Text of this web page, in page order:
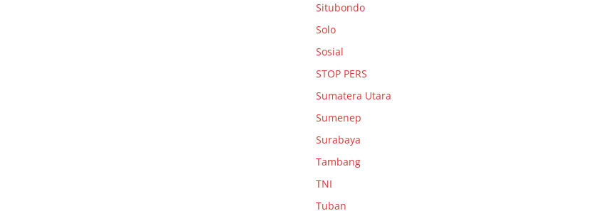
Situbondo
Solo
Sosial
STOP PERS
Sumatera Utara
Sumenep
Surabaya
Tambang
TNI
Tuban